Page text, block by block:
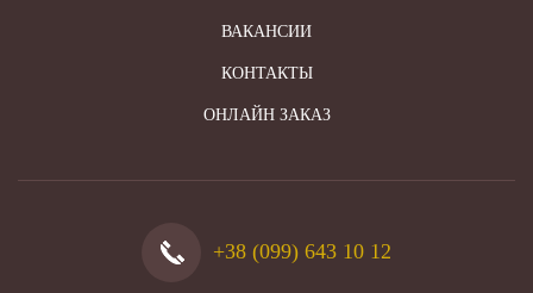
ВАКАНСИИ
КОНТАКТЫ
ОНЛАЙН ЗАКАЗ
+38 (099) 643 10 12